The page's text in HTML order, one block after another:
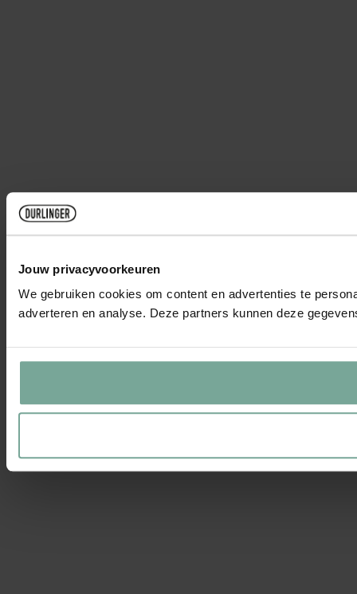
Jouw privacyvoorkeuren
We gebruiken cookies om content en advertenties te
adverteren en analyse. Deze partners kunnen deze